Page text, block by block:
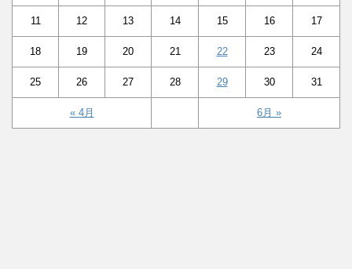
« 4月 6月 »
11 12 13 14 15 16 17
18 19 20 21 22 23 24
25 26 27 28 29 30 31